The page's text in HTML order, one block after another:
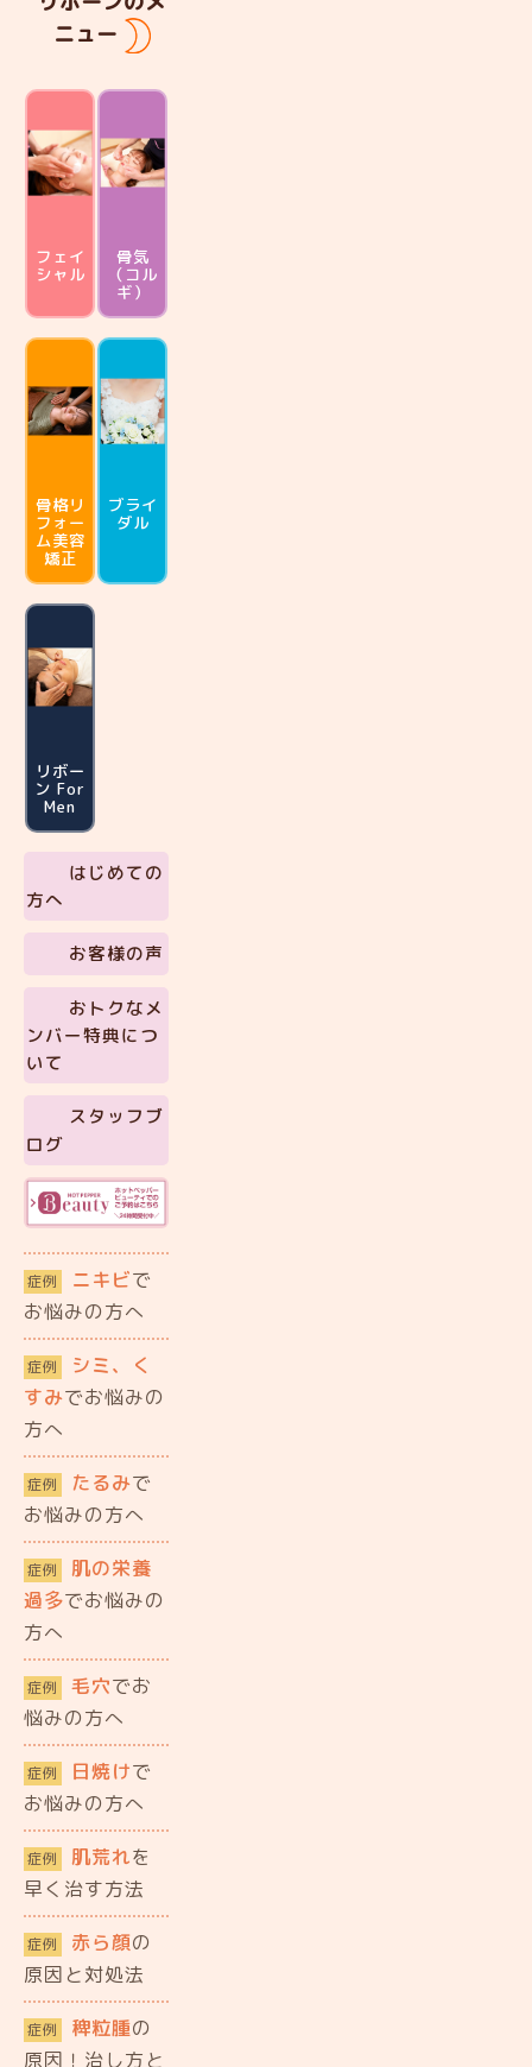
ニュー
フェイ
シャル
骨気
（コル
ギ）
骨格リ
フォー
ム美容
矯正
ブライ
ダル
リボー
ン For
Men
はじめての
方へ
お客様の声
おトクなメ
ンバー特典につ
いて
スタッフブ
ログ
症例 ニキビで
お悩みの方へ
症例
シミ、く
すみでお悩みの
方へ
症例 たるみで
お悩みの方へ
症例
肌の栄養
過多でお悩みの
方へ
症例 毛穴でお
悩みの方へ
症例 日焼けで
お悩みの方へ
症例 肌荒れを
早く治す方法
症例 赤ら顔の
原因と対処法
症例 稗粒腫の
原因！治し方と